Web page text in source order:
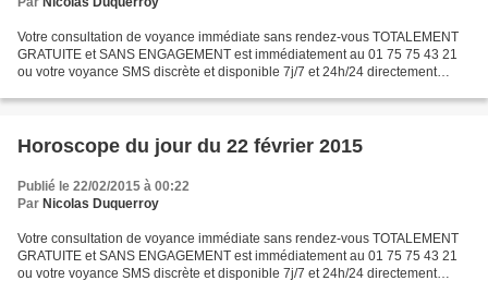
Votre consultation de voyance immédiate sans rendez-vous TOTALEMENT
GRATUITE et SANS ENGAGEMENT est immédiatement au 01 75 75 43 21
ou votre voyance SMS discrète et disponible 7j/7 et 24h/24 directement
Horoscope du jour du 22 février 2015
Publié le 22/02/2015 à 00:22
Par Nicolas Duquerroy
Votre consultation de voyance immédiate sans rendez-vous TOTALEMENT
GRATUITE et SANS ENGAGEMENT est immédiatement au 01 75 75 43 21
ou votre voyance SMS discrète et disponible 7j/7 et 24h/24 directement